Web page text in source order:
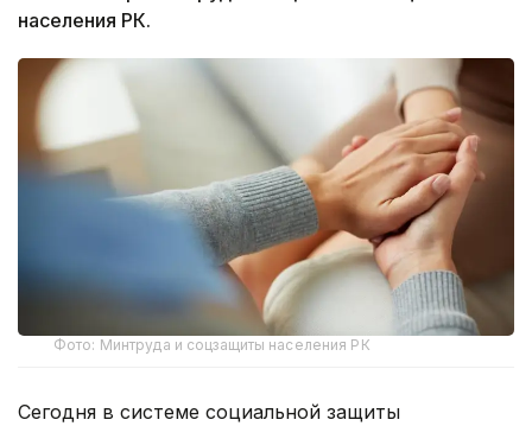
населения РК.
Фото: Минтруда и соцзащиты населения РК
Сегодня в системе социальной защиты